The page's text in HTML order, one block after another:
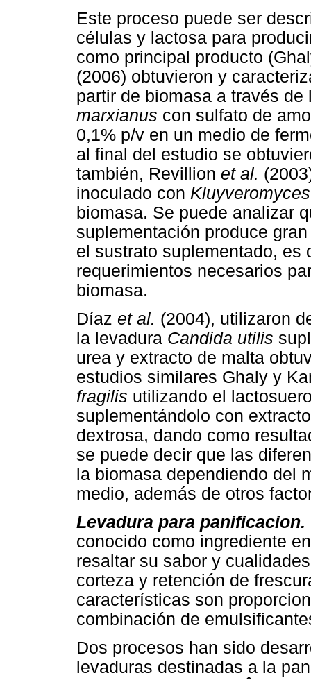
Este proceso puede ser
células y lactosa para
como principal producto
(2006) obtuvieron y
partir de biomasa a través
marxianus con sulfato de
0,1% p/v en un medio de
al final del estudio se
también, Revillion et al.
inoculado con
biomasa. Se puede analizar
suplementación produce
el sustrato suplementado, es
requerimientos necesarios
biomasa.
Díaz et al. (2004), utilizaron
la levadura Candida utilis
urea y extracto de malta
estudios similares Ghaly y
fragilis utilizando el
suplementándolo con
dextrosa, dando como
se puede decir que las
la biomasa dependiendo del
medio, además de otros
Levadura para panificacion.
conocido como ingrediente
resaltar su sabor y
corteza y retención de
características son
combinación de
Dos procesos han sido
levaduras destinadas a la